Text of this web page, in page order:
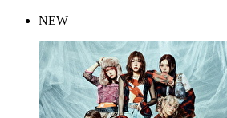
NEW